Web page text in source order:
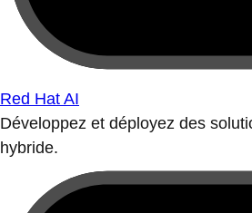
Red Hat AI
Développez et déployez des
hybride.